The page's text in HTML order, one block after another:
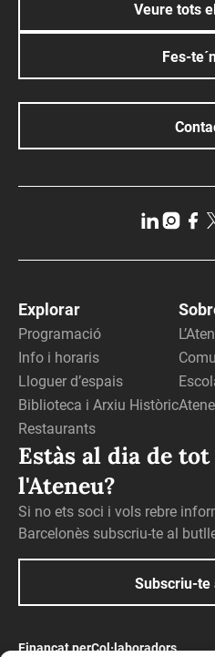
Veure tots
Fes-
Explorar
Programació
Info i horaris
Lloguer d’espais
Biblioteca i Arxiu Històric
Restaurants
Estàs al dia de tot
l'Ateneu?
Si no ets soci i vols rebre
Barcelonès subscriu-te al
Subscriu-te
Finançat perCol·laboradors